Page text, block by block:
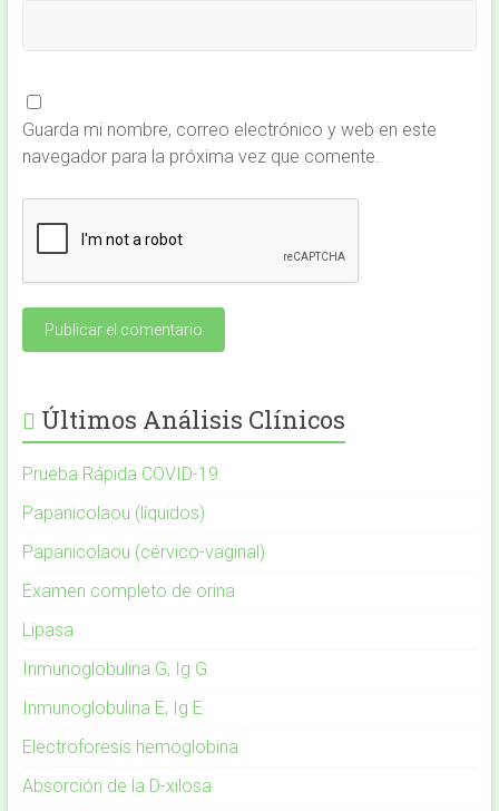
Guarda mi nombre, correo electrónico y web en este
navegador para la próxima vez que comente.
Últimos Análisis Clínicos
Prueba Rápida COVID-19
Papanicolaou (líquidos)
Papanicolaou (cérvico-vaginal)
Examen completo de orina
Lipasa
Inmunoglobulina G, Ig G
Inmunoglobulina E, Ig E
Electroforesis hemoglobina
Absorción de la D-xilosa